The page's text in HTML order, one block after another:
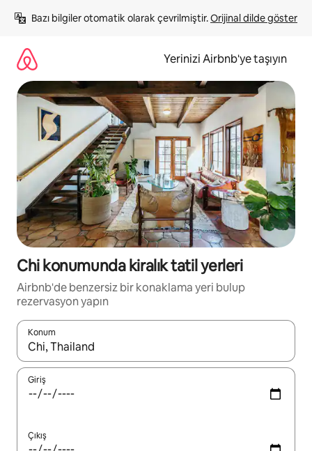
atla
Bazı bilgiler otomatik olarak çevrilmiştir. Orijinal dilde göster
Yerinizi Airbnb'ye taşıyın
Chi konumunda kiralık tatil yerleri
Airbnb'de benzersiz bir konaklama yeri bulup
rezervasyon yapın
Konum
Sonuçlar kullanılabilir olduğunda yukarı ve aşağı oklarıyla
Giriş
Çıkış